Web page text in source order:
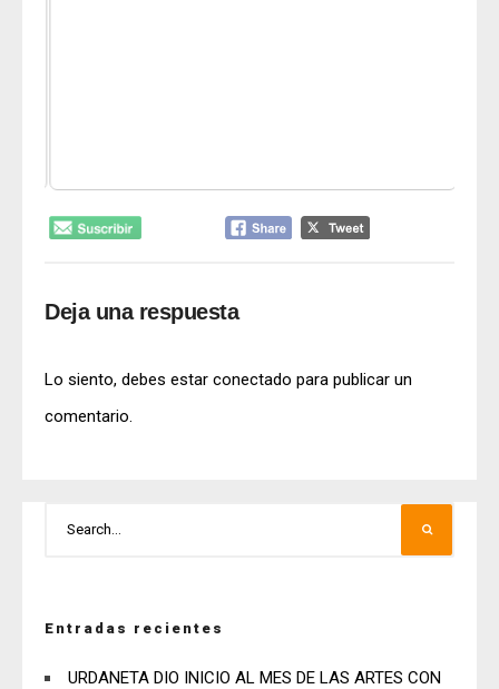
Deja una respuesta
Lo siento, debes estar conectado para publicar un
comentario.
Entradas recientes
URDANETA DIO INICIO AL MES DE LAS ARTES CON